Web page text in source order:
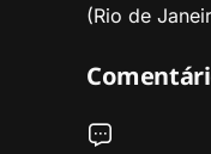
(Rio de